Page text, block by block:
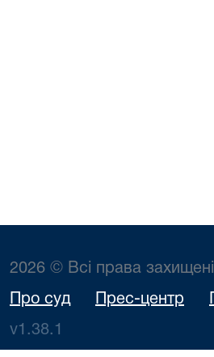
2026 © Всі права захищені
Про суд Прес-центр
v1.38.1